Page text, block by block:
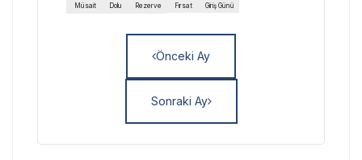
Müsait Dolu Rezerve Fırsat Giriş Günü
Önceki Ay
Sonraki Ay